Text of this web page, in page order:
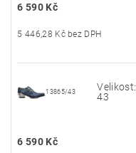
6 590 Kč
5 446,28 Kč bez DPH
13865/43
Velikost:
43
6 590 Kč